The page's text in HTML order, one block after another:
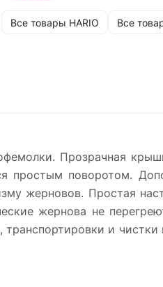
Все товары HARIO Все
Прозрачная
простым поворотом.
жерновов. Простая
жернова не
транспортировки и